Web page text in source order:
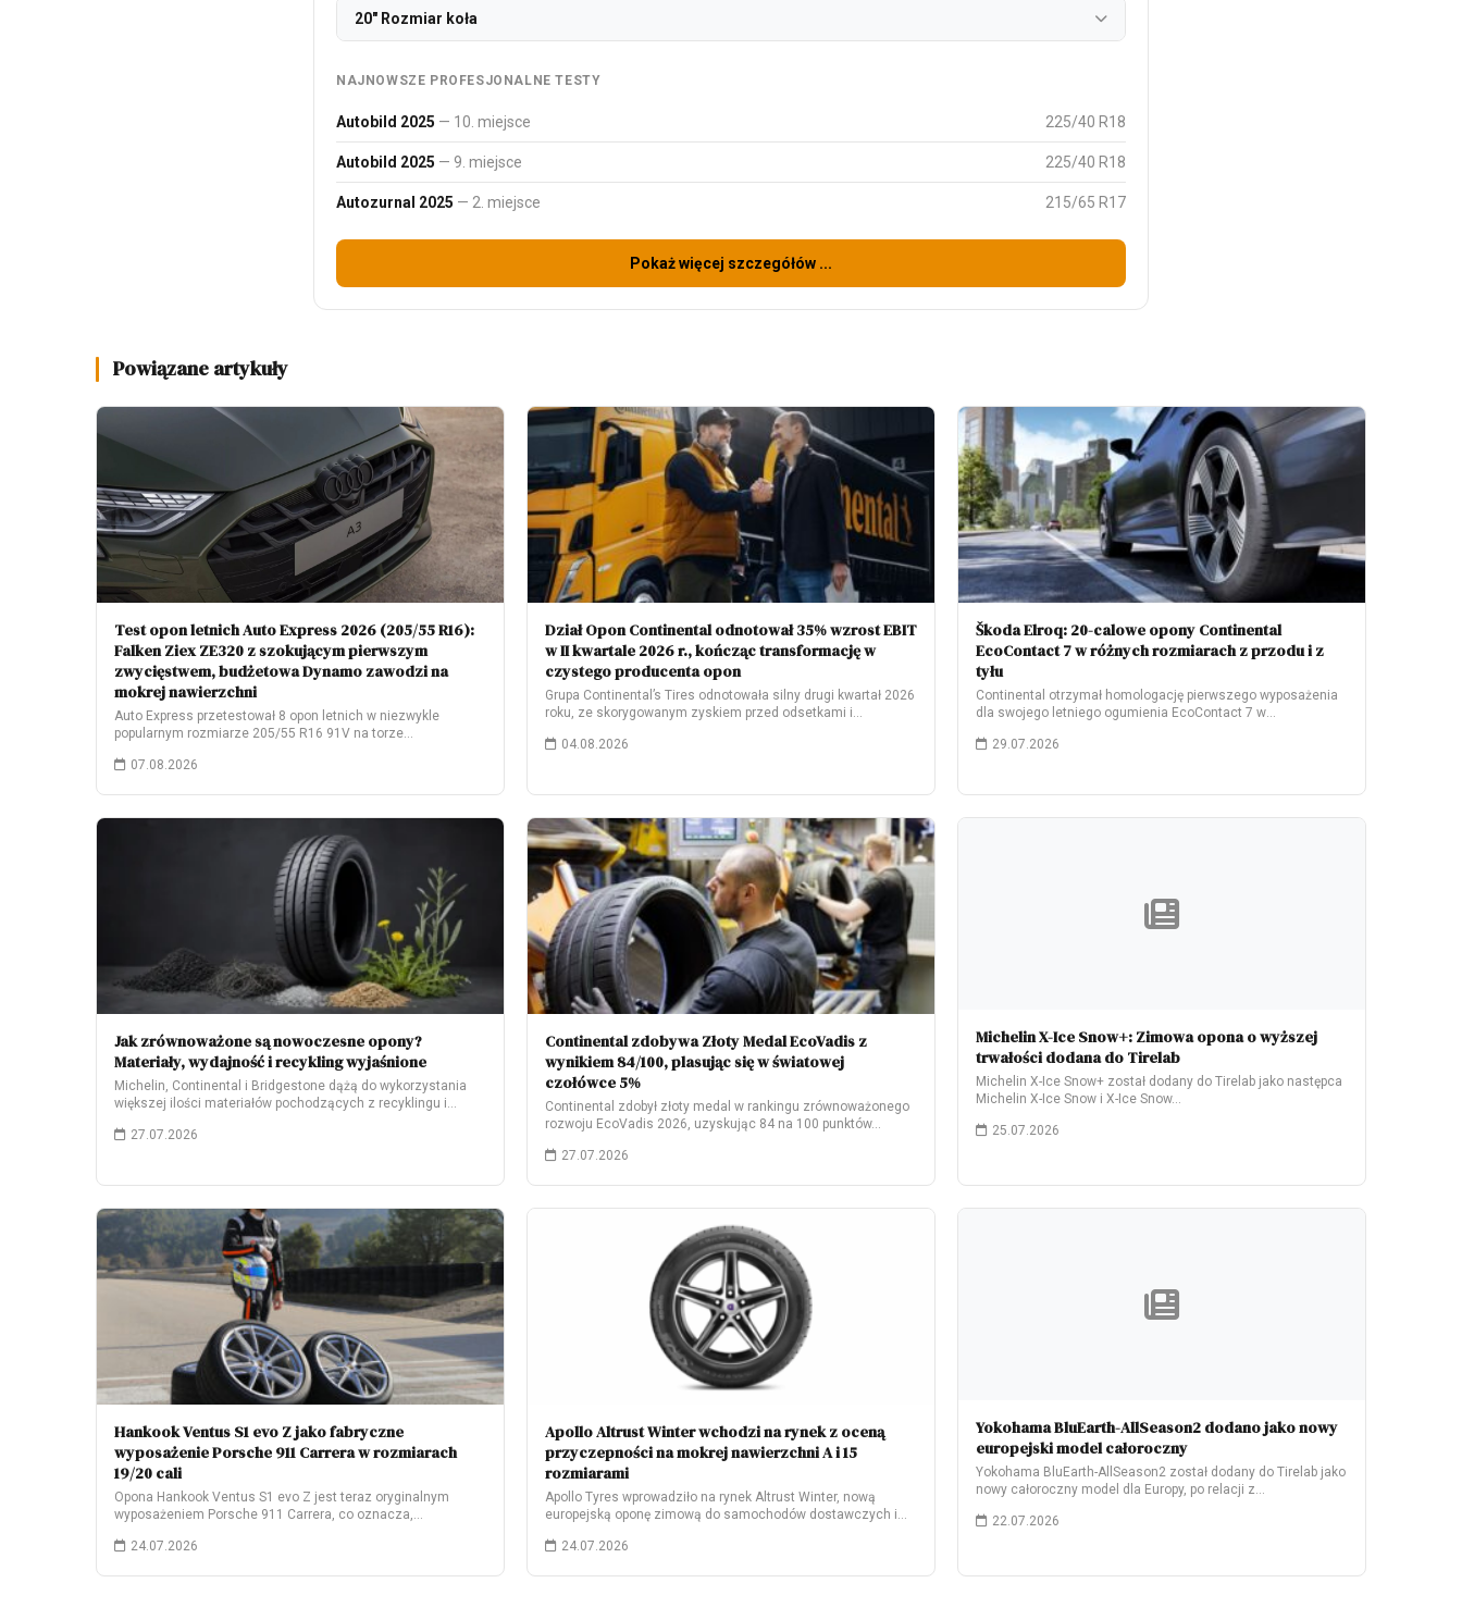
20" Rozmiar koła
NAJNOWSZE PROFESJONALNE TESTY
Autobild 2025 — 10. miejsce 225/40 R18
Autobild 2025 — 9. miejsce 225/40 R18
Autozurnal 2025 — 2. miejsce 215/65 R17
Pokaż więcej szczegółów ...
Powiązane artykuły
Test opon letnich Auto Express 2026 (205/55 R16):
Falken Ziex ZE320 z szokującym pierwszym
zwycięstwem, budżetowa Dynamo zawodzi na
mokrej nawierzchni
Auto Express przetestował 8 opon letnich w niezwykle
popularnym rozmiarze 205/55 R16 91V na torze…
07.08.2026
Dział Opon Continental odnotował 35% wzrost EBIT
w II kwartale 2026 r., kończąc transformację w
czystego producenta opon
Grupa Continental’s Tires odnotowała silny drugi kwartał 2026
roku, ze skorygowanym zyskiem przed odsetkami i…
04.08.2026
Škoda Elroq: 20-calowe opony Continental
EcoContact 7 w różnych rozmiarach z przodu i z
tyłu
Continental otrzymał homologację pierwszego wyposażenia
dla swojego letniego ogumienia EcoContact 7 w
29.07.2026
Jak zrównoważone są nowoczesne opony?
Materiały, wydajność i recykling wyjaśnione
Michelin, Continental i Bridgestone dążą do wykorzystania
większej ilości materiałów pochodzących z recyklingu i
27.07.2026
Continental zdobywa Złoty Medal EcoVadis z
wynikiem 84/100, plasując się w światowej
czołówce 5%
Continental zdobył złoty medal w rankingu zrównoważonego
rozwoju EcoVadis 2026, uzyskując 84 na 100 punktów…
27.07.2026
Michelin X-Ice Snow+: Zimowa opona o wyższej
trwałości dodana do Tirelab
Michelin X-Ice Snow+ został dodany do Tirelab jako następca
Michelin X-Ice Snow i X-Ice Snow…
25.07.2026
Hankook Ventus S1 evo Z jako fabryczne
wyposażenie Porsche 911 Carrera w rozmiarach
19/20 cali
Opona Hankook Ventus S1 evo Z jest teraz oryginalnym
wyposażeniem Porsche 911 Carrera, co oznacza,…
24.07.2026
Apollo Altrust Winter wchodzi na rynek z oceną
przyczepności na mokrej nawierzchni A i 15
rozmiarami
Apollo Tyres wprowadziło na rynek Altrust Winter, nową
europejską oponę zimową do samochodów dostawczych i…
24.07.2026
Yokohama BluEarth-AllSeason2 dodano jako nowy
europejski model całoroczny
Yokohama BluEarth-AllSeason2 został dodany do Tirelab jako
nowy całoroczny model dla Europy, po relacji z…
22.07.2026